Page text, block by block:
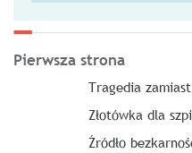
Pierwsza strona
Tragedia
Złotówka dla
Źródło